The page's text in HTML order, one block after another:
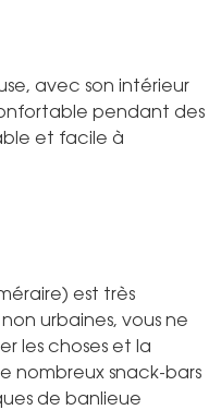
avec son intérieur
pendant des
et facile à
est très
urbaines, vous ne
les choses et la
nombreux snack-bars
de banlieue